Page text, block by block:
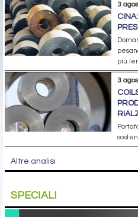
3
più
3
Altre analisi
SPECIALI